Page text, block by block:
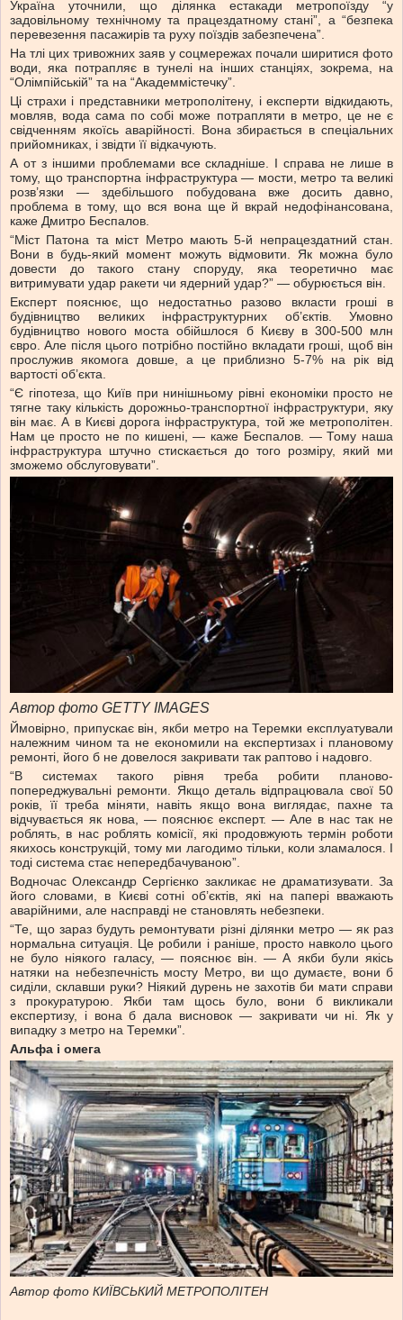
Україна уточнили, що ділянка естакади метропоїзду “у
задовільному технічному та працездатному стані”, а “безпека
перевезення пасажирів та руху поїздів забезпечена”.
На тлі цих тривожних заяв у соцмережах почали ширитися фото
води, яка потрапляє в тунелі на інших станціях, зокрема, на
“Олімпійській” та на “Академмістечку”.
Ці страхи і представники метрополітену, і експерти відкидають,
мовляв, вода сама по собі може потрапляти в метро, це не є
свідченням якоїсь аварійності. Вона збирається в спеціальних
прийомниках, і звідти її відкачують.
А от з іншими проблемами все складніше. І справа не лише в
тому, що транспортна інфраструктура — мости, метро та великі
розв’язки — здебільшого побудована вже досить давно,
проблема в тому, що вся вона ще й вкрай недофінансована,
каже Дмитро Беспалов.
“Міст Патона та міст Метро мають 5-й непрацездатний стан.
Вони в будь-який момент можуть відмовити. Як можна було
довести до такого стану споруду, яка теоретично має
витримувати удар ракети чи ядерний удар?” — обурюється він.
Експерт пояснює, що недостатньо разово вкласти гроші в
будівництво великих інфраструктурних об’єктів. Умовно
будівництво нового моста обійшлося б Києву в 300-500 млн
євро. Але після цього потрібно постійно вкладати гроші, щоб він
прослужив якомога довше, а це приблизно 5-7% на рік від
вартості об’єкта.
“Є гіпотеза, що Київ при нинішньому рівні економіки просто не
тягне таку кількість дорожньо-транспортної інфраструктури, яку
він має. А в Києві дорога інфраструктура, той же метрополітен.
Нам це просто не по кишені, — каже Беспалов. — Тому наша
інфраструктура штучно стискається до того розміру, який ми
зможемо обслуговувати”.
Автор фото GETTY IMAGES
Ймовірно, припускає він, якби метро на Теремки експлуатували
належним чином та не економили на експертизах і плановому
ремонті, його б не довелося закривати так раптово і надовго.
“В системах такого рівня треба робити планово-
попереджувальні ремонти. Якщо деталь відпрацювала свої 50
років, її треба міняти, навіть якщо вона виглядає, пахне та
відчувається як нова, — пояснює експерт. — Але в нас так не
роблять, в нас роблять комісії, які продовжують термін роботи
якихось конструкцій, тому ми лагодимо тільки, коли зламалося. І
тоді система стає непередбачуваною”.
Водночас Олександр Сергієнко закликає не драматизувати. За
його словами, в Києві сотні об’єктів, які на папері вважають
аварійними, але насправді не становлять небезпеки.
“Те, що зараз будуть ремонтувати різні ділянки метро — як раз
нормальна ситуація. Це робили і раніше, просто навколо цього
не було ніякого галасу, — пояснює він. — А якби були якісь
натяки на небезпечність мосту Метро, ви що думаєте, вони б
сиділи, склавши руки? Ніякий дурень не захотів би мати справи
з прокуратурою. Якби там щось було, вони б викликали
експертизу, і вона б дала висновок — закривати чи ні. Як у
випадку з метро на Теремки”.
Альфа і омега
Автор фото КИЇВСЬКИЙ МЕТРОПОЛІТЕН